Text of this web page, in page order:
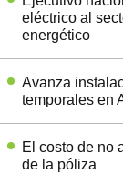
eléctrico al
energético
Avanza
temporales en
El costo de no
de la póliza